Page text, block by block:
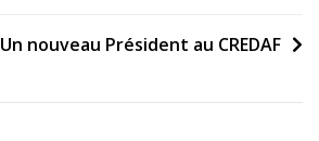
Un nouveau Président au CREDAF